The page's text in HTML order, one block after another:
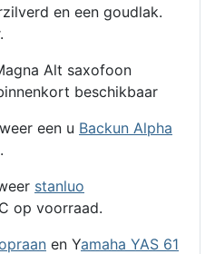
en een goudlak.
Alt saxofoon
beschikbaar
een u Backun Alpha
stanluo
op voorraad.
en Yamaha YAS 61